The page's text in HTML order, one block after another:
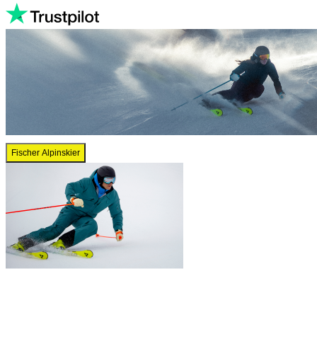
Fischer Alpinskier